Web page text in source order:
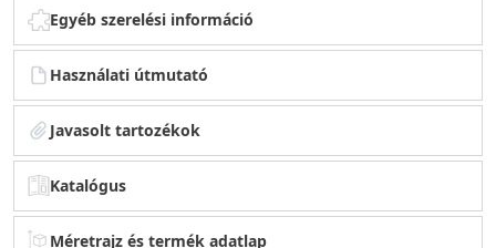
Egyéb szerelési információ
Használati útmutató
Javasolt tartozékok
Katalógus
Méretrajz és termék adatlap